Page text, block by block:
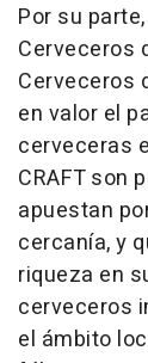
Por su
Cerveceros
Cerveceros
en valor el
cerveceras
CRAFT son
apuestan
cercanía, y
riqueza en
cerveceros
el ámbito